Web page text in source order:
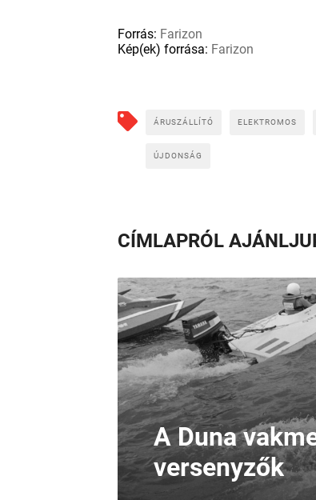
Forrás: Farizon
Kép(ek) forrása: Farizon
ÁRUSZÁLLÍTÓ ELEKTROMOS
ÚJDONSÁG
CÍMLAPRÓL
A Duna
versenyzők